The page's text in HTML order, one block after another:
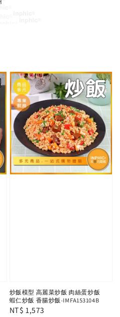
炒飯模型 高麗菜炒飯 肉絲蛋炒飯
蝦仁炒飯 香腸炒飯-IMFA153104B
Regular
NT$ 1,573